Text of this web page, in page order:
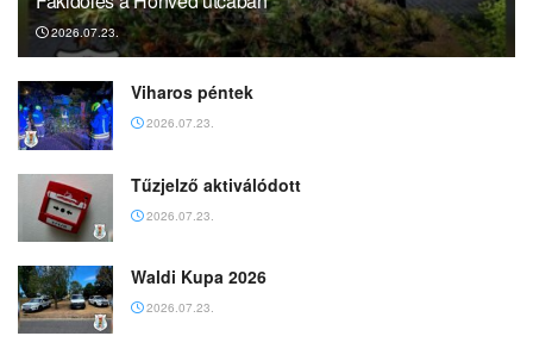
2026.07.23.
Viharos péntek
2026.07.23.
Tűzjelző aktiválódott
2026.07.23.
Waldi Kupa 2026
2026.07.23.